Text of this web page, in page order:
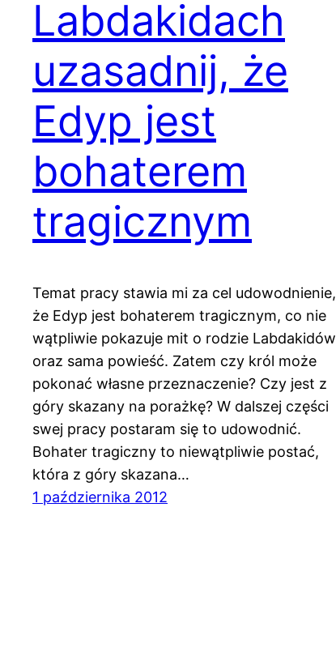
Labdakidach
uzasadnij, że
Edyp jest
bohaterem
tragicznym
Temat pracy stawia mi za cel udowodnienie,
że Edyp jest bohaterem tragicznym, co nie
wątpliwie pokazuje mit o rodzie Labdakidów
oraz sama powieść. Zatem czy król może
pokonać własne przeznaczenie? Czy jest z
góry skazany na porażkę? W dalszej części
swej pracy postaram się to udowodnić.
Bohater tragiczny to niewątpliwie postać,
która z góry skazana…
1 października 2012